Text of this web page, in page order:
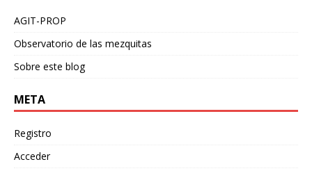
AGIT-PROP
Observatorio de las mezquitas
Sobre este blog
META
Registro
Acceder